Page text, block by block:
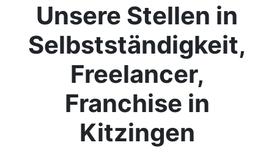
Unsere Stellen in
Selbstständigkeit,
Freelancer,
Franchise in
Kitzingen